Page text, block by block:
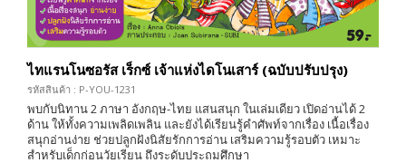
ไทแรนโนซอรัส เร็กซ์ เจ้าแห่งไดโนเสาร์ (ฉบับปรับปรุง)
รหัสสินค้า : P-YOU-1231
พบกับนิทาน 2 ภาษา อังกฤษ-ไทย แสนสนุก ในเล่มเดียว เปิดอ่านได้ 2
ด้าน ให้ทั้งความเพลิดเพลิน และยังได้เรียนรู้คำศัพท์จากเรื่อง เนื้อเรื่อง
สนุกอ่านง่าย ช่วยปลูกฝังนิสัยรักการอ่าน เสริมความรู้รอบตัว เหมาะ
สำหรับเด็กก่อนวัยเรียน ถึงระดับประถมศึกษา